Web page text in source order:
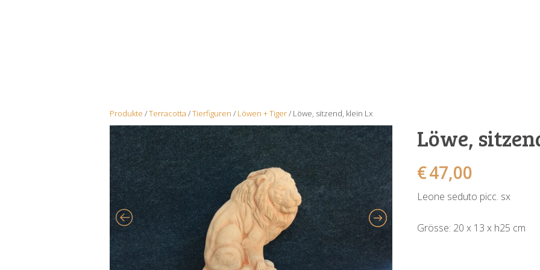
Produkte /Terracotta /Tierfiguren / Löwen + Tiger/ Löwe, sitzend, klein Lx
Löwe,
€47,00
Leone seduto picc. sx
Grösse: 20 x 13 x h25 cm